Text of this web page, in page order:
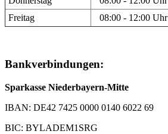
Freitag
08:00 - 12:00 Uhr
Bankverbindungen:
Sparkasse Niederbayern-Mitte
IBAN: DE42 7425 0000 0140 6022 69
BIC: BYLADEM1SRG